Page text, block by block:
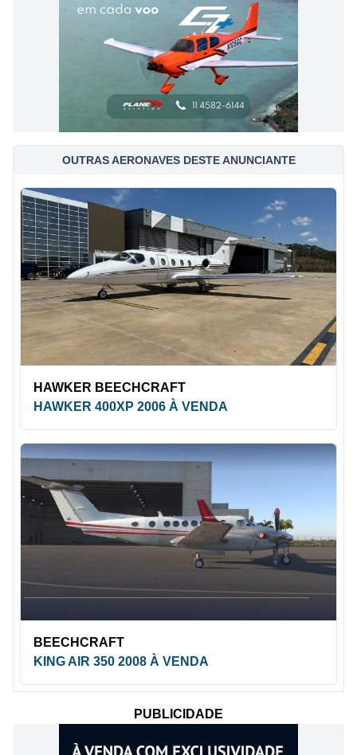
OUTRAS AERONAVES DESTE ANUNCIANTE
HAWKER BEECHCRAFT
HAWKER 400XP 2006 À VENDA
BEECHCRAFT
KING AIR 350 2008 À VENDA
PUBLICIDADE